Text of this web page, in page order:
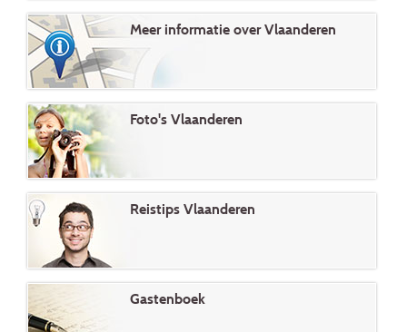
Meer informatie over Vlaanderen
Foto's Vlaanderen
Reistips Vlaanderen
Gastenboek